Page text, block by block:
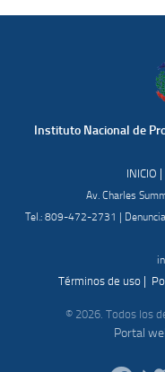
Instituto Nacional de
INICIO |
Av. Charles
Tel.: 809-472-2731 |
Términos de uso |
© 2026. Todos los
Portal